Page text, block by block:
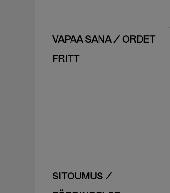
VAPAA SANA / ORDET
FRITT
SITOUMUS /